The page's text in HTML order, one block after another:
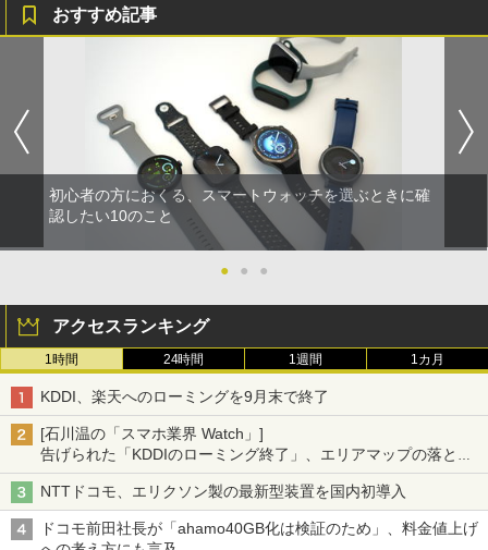
おすすめ記事
初心者の方におくる、スマートウォッチを選ぶときに確
認したい10のこと
● ● ●
アクセスランキング
1時間 24時間 1週間 1カ月
KDDI、楽天へのローミングを9月末で終了
[石川温の「スマホ業界 Watch」]
告げられた「KDDIのローミング終了」、エリアマップの落とし
穴と楽天モバイルの課題
NTTドコモ、エリクソン製の最新型装置を国内初導入
ドコモ前田社長が「ahamo40GB化は検証のため」、料金値上げ